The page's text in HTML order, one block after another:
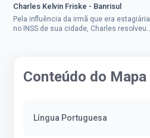
Charles Kelvin Friske - Banrisul
Pela influência da irmã que era estagiária
no INSS de sua cidade, Charles resolveu
Conteúdo do Mapa
Língua Portuguesa